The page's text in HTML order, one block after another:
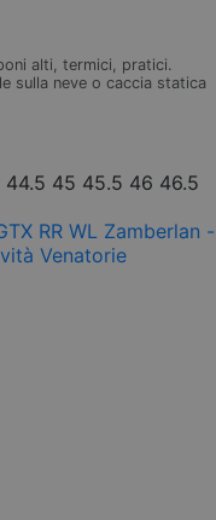
alti, termici, pratici.
sulla neve o caccia statica
44.5 45 45.5 46 46.5